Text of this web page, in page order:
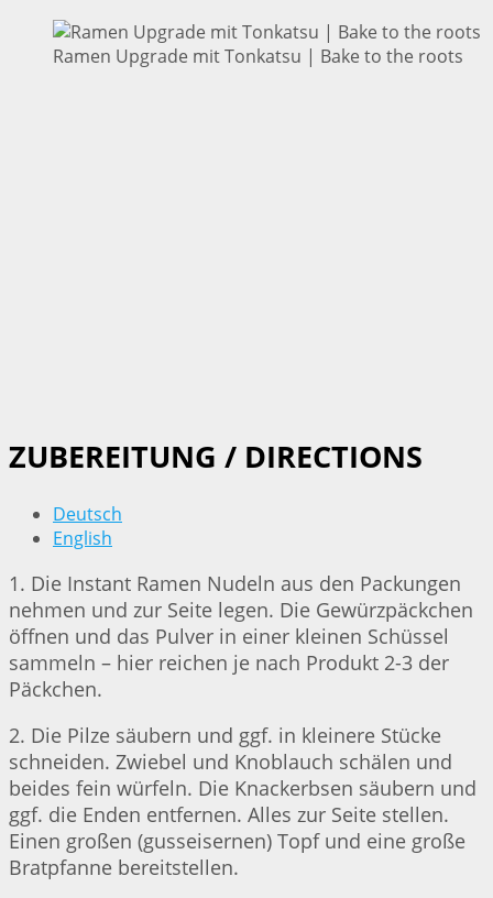
Ramen Upgrade mit Tonkatsu | Bake to the roots
ZUBEREITUNG / DIRECTIONS
Deutsch
English
1. Die Instant Ramen Nudeln aus den Packungen
nehmen und zur Seite legen. Die Gewürzpäckchen
öffnen und das Pulver in einer kleinen Schüssel
sammeln – hier reichen je nach Produkt 2-3 der
Päckchen.
2. Die Pilze säubern und ggf. in kleinere Stücke
schneiden. Zwiebel und Knoblauch schälen und
beides fein würfeln. Die Knackerbsen säubern und
ggf. die Enden entfernen. Alles zur Seite stellen.
Einen großen (gusseisernen) Topf und eine große
Bratpfanne bereitstellen.